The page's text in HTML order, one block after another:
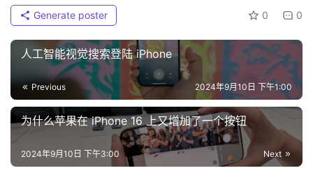
0 0
Generate poster
人工智能视觉搜索登陆 iPhone
Previous 2024年9月10日 下午1:00
为什么苹果在 iPhone 16 上又增加了一个按钮
Next
2024年9月10日 下午3:00